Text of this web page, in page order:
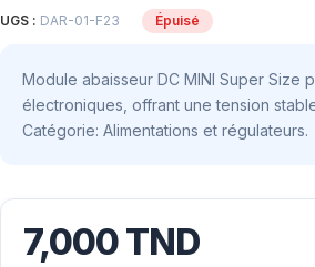
UGS : DAR-01-F23 Épuisé
Module abaisseur DC MINI Super Size
électroniques, offrant une tension
Catégorie: Alimentations et régulateurs.
7,000TND